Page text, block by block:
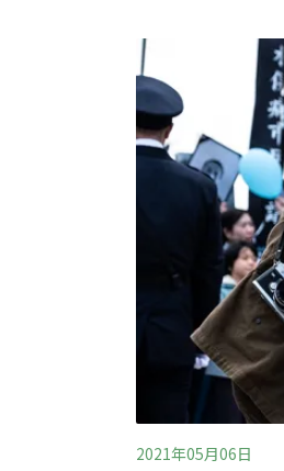
呼，不過想想，
都市中的生物有
Amsterdam），
然是以城市中定
老練的「鋼筋叢林
2021年05月06日